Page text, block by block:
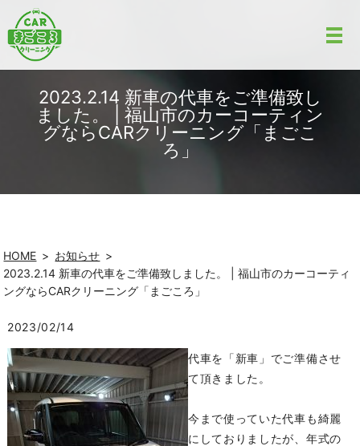
2023.2.14 新車の代車をご準備致し
ました。 | 福山市のカーコーティン
グならCARクリーニング「まごこ
ろ」
HOME
お知らせ
2023.2.14 新車の代車をご準備致しました。 | 福山市のカーコーティ
ングならCARクリーニング「まごころ」
2023/02/14
代車を「新車」でご準備させ
て頂きました。
今まで使っていた代車も綺麗
にしておりましたが、年式の